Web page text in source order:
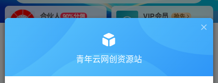
合伙人 90%分佣
VIP会员
抢先
搭建同款网站，自己当老板
青年云网创资源站